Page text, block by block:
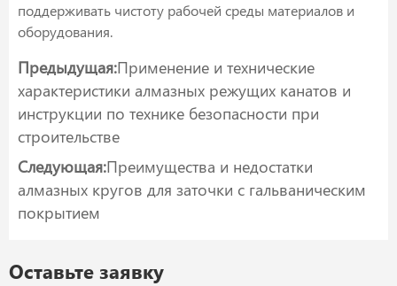
поддерживать чистоту рабочей среды материалов и
оборудования.
Предыдущая:Применение и технические
характеристики алмазных режущих канатов и
инструкции по технике безопасности при
строительстве
Следующая:Преимущества и недостатки
алмазных кругов для заточки с гальваническим
покрытием
Оставьте заявку